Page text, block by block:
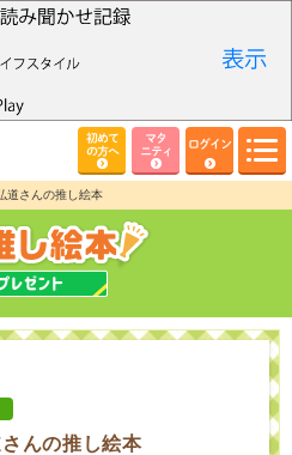
初めて
の方へ
マタ
ニティ
ログイン
道さんの推し絵本
んの推し絵本